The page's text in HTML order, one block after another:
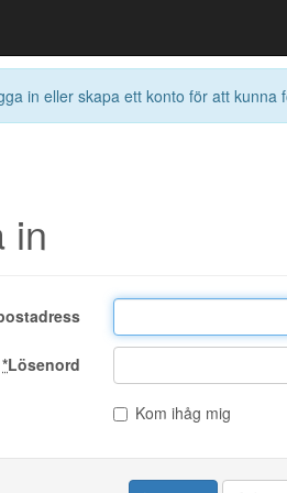
in eller skapa ett konto för att kunna
in
*Lösenord
Kom ihåg mig